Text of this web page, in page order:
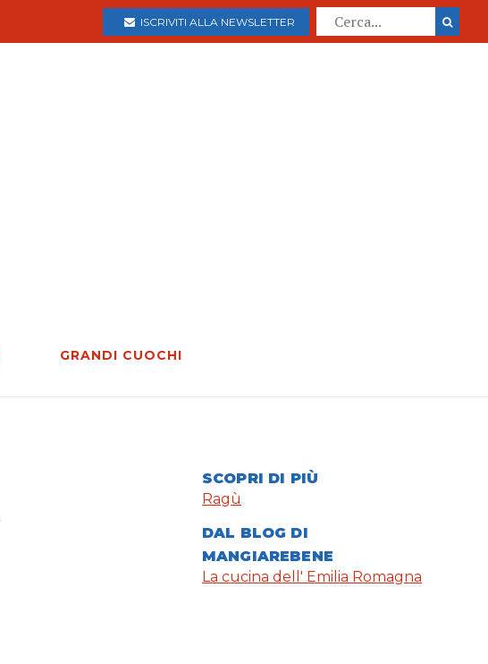
ISCRIVITI ALLA NEWSLETTER
GRANDI CUOCHI
SCOPRI DI PIÙ
Ragù
DAL BLOG DI
MANGIAREBENE
La cucina dell' Emilia Romagna